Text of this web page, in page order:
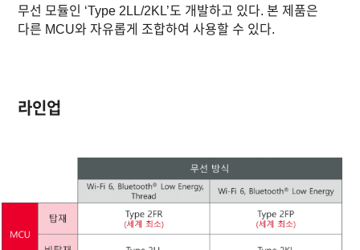
무선 모듈인 ‘Type 2LL/2KL’도 개발하고 있다. 본 제품은
다른 MCU와 자유롭게 조합하여 사용할 수 있다.
라인업